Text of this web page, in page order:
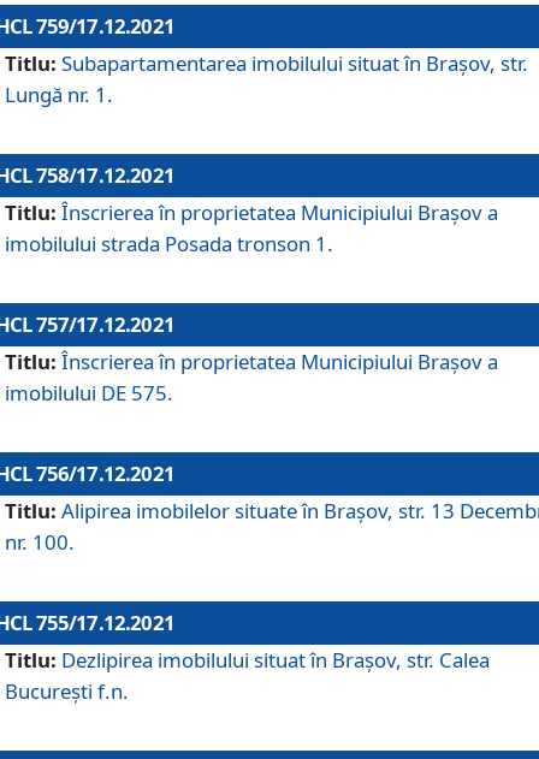
759/17.12.2021
Titlu: Subapartamentarea imobilului situat în Brașov, str.
Lungă nr. 1.
758/17.12.2021
Titlu: Înscrierea în proprietatea Municipiului Brașov a
imobilului strada Posada tronson 1.
757/17.12.2021
Titlu: Înscrierea în proprietatea Municipiului Brașov a
imobilului DE 575.
756/17.12.2021
Titlu: Alipirea imobilelor situate în Brașov, str. 13
nr. 100.
755/17.12.2021
Titlu: Dezlipirea imobilului situat în Brașov, str. Calea
București f.n.